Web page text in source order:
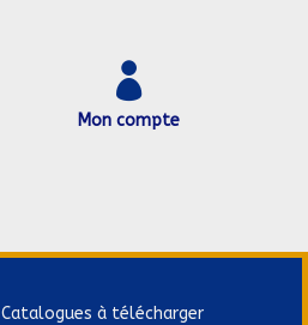

Mon compte
Catalogues à télécharger